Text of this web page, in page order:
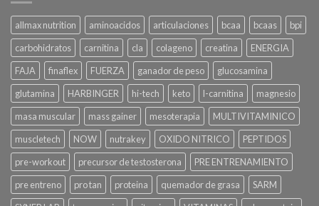
allmax nutrition aminoacidos articulaciones bcaa bcaas
bpi
carbohidratos
carnitina cla colageno creatina
ENERGIA
FAJA
finaflex FUERZA ganador de peso
glucosamina
glutamina
HARBINGER hi-tech keto l-carnitina
magnesio
masa muscular
mass gainer mesoterapia
MULTIVITAMINICO
muscletech
NOW nutrakey OXIDO NITRICO
PEPTIDOS
pre-workout
precursor de testosterona
PRE ENTRENAMIENTO
pre entreno
pro tan proteina quemador de grasa
SARM